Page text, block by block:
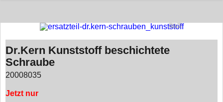
Dr.Kern Kunststoff beschichtete
Schraube
20008035
Jetzt nur